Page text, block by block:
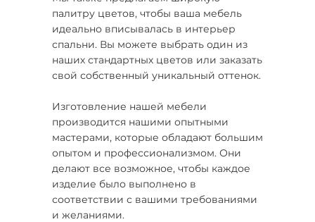
палитру цветов, чтобы ваша мебель
идеально вписывалась в интерьер
спальни. Вы можете выбрать один из
наших стандартных цветов или заказать
свой собственный уникальный оттенок.
Изготовление нашей мебели
производится нашими опытными
мастерами, которые обладают большим
опытом и профессионализмом. Они
делают все возможное, чтобы каждое
изделие было выполнено в
соответствии с вашими требованиями
и желаниями.